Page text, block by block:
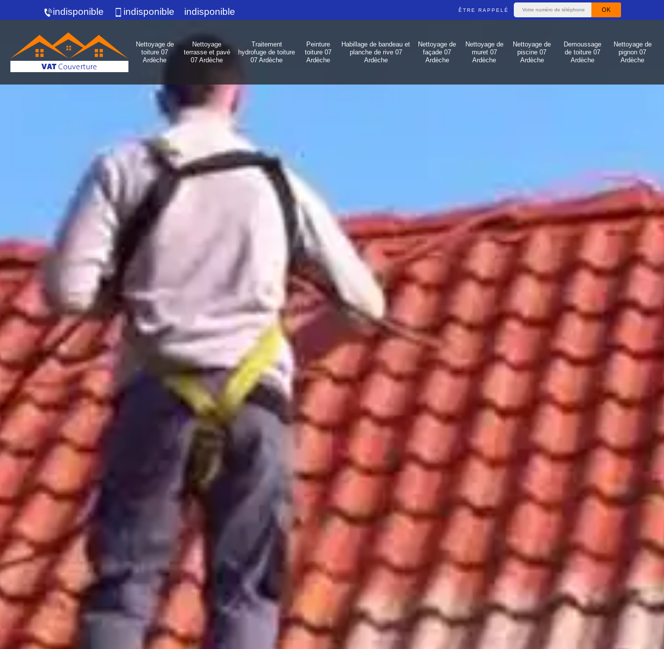
indisponible indisponible indisponible ÊTRE RAPPELÉ
Nettoyage de
toiture 07
Ardèche
Nettoyage
terrasse et pavé
07 Ardèche
Traitement
hydrofuge de toiture
07 Ardèche
Peinture
toiture 07
Ardèche
Habillage de bandeau et
planche de rive 07
Ardèche
Nettoyage de
façade 07
Ardèche
Nettoyage de
muret 07
Ardèche
Nettoyage de
piscine 07
Ardèche
Demoussage
de toiture 07
Ardèche
Nettoyage de
pignon 07
Ardèche